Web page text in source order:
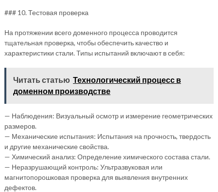
### 10. Тестовая проверка
На протяжении всего доменного процесса проводится
тщательная проверка, чтобы обеспечить качество и
характеристики стали. Типы испытаний включают в себя:
Читать статью Технологический процесс в
доменном производстве
— Наблюдения: Визуальный осмотр и измерение геометрических
размеров.
— Механические испытания: Испытания на прочность, твердость
и другие механические свойства.
— Химический анализ: Определение химического состава стали.
— Неразрушающий контроль: Ультразвуковая или
магнитопорошковая проверка для выявления внутренних
дефектов.